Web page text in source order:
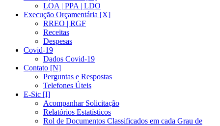
LOA | PPA | LDO
Execução Orçamentária [X]
RREO | RGF
Receitas
Despesas
Covid-19
Dados Covid-19
Contato [N]
Perguntas e Respostas
Telefones Úteis
E-Sic [I]
Acompanhar Solicitação
Relatórios Estatísticos
Rol de Documentos Classificados em cada Grau de